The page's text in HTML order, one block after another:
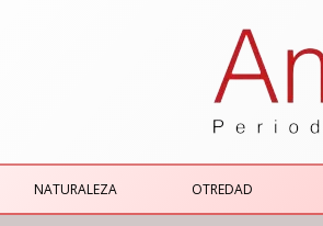
NATURALEZA OTREDAD